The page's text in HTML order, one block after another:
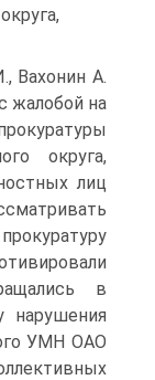
Вахонин А.
жалобой на
округа,
лиц
в
нарушения
УМН ОАО